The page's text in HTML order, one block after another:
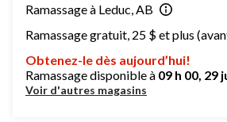
Ramassage à Leduc, AB
Ramassage gratuit, 25 $ et plus
Obtenez-le dès aujourd’hui!
Ramassage disponible à 09 h 00, 29
Voir d'autres magasins